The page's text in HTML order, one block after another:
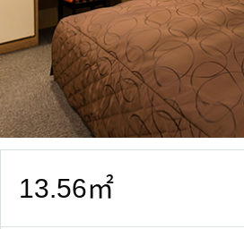
13.56㎡